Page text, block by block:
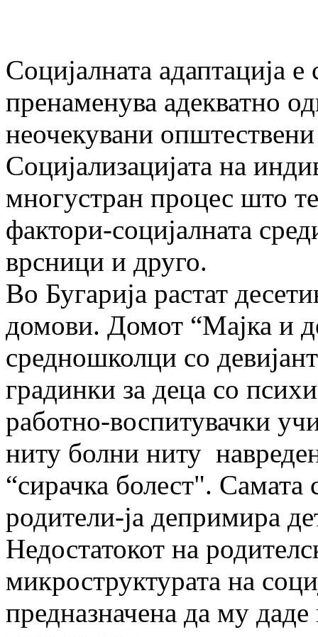
Социјалната адаптација
пренаменува адекватно
неочекувани
Социјализацијата на
многу­стран процес што
фактори-социјалната
врсници и друго.
Во Бугарија растат
домови. Домот “Мајка и
средношколци со
градинки за деца со
работно-воспитувачки
ниту болни ниту
“сирачка болест". Самата
родители-ја депри­ми­­ра
Недостатокот на
микро­струк­турата на
предназначена да му